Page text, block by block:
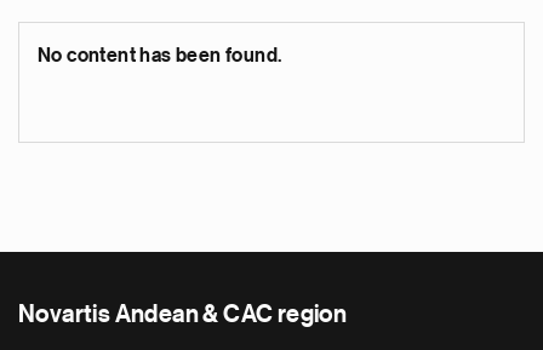
No content has been found.
Novartis Andean & CAC region